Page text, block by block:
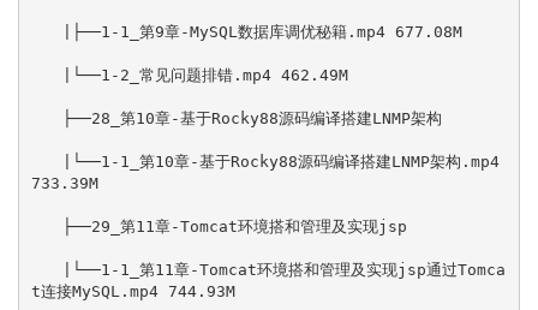
|├──1-1_第9章-MySQL数据库调优秘籍.mp4 677.08M
|└──1-2_常见问题排错.mp4 462.49M
├──28_第10章-基于Rocky88源码编译搭建LNMP架构
|└──1-1_第10章-基于Rocky88源码编译搭建LNMP架构.mp4
733.39M
├──29_第11章-Tomcat环境搭和管理及实现jsp
|└──1-1_第11章-Tomcat环境搭和管理及实现jsp通过Tomca
t连接MySQL.mp4 744.93M